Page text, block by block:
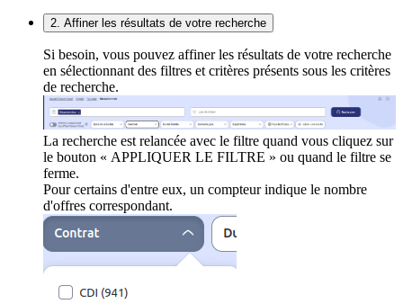
2. Affiner les résultats de votre recherche
Si besoin, vous pouvez affiner les résultats de votre recherche
en sélectionnant des filtres et critères présents sous les critères
de recherche.
La recherche est relancée avec le filtre quand vous cliquez sur
le bouton « APPLIQUER LE FILTRE » ou quand le filtre se
ferme.
Pour certains d'entre eux, un compteur indique le nombre
d'offres correspondant.